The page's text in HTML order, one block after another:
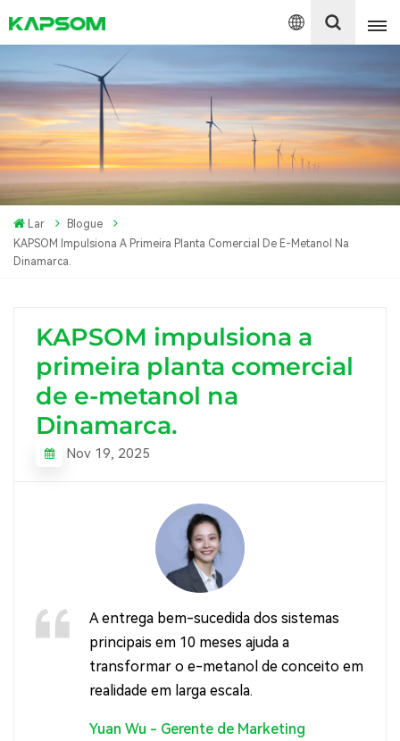
English
Español
Polski
Lar
Blogue
KAPSOM Impulsiona A Primeira Planta Comercial De E-Metanol Na
Dinamarca.
KAPSOM impulsiona a
primeira planta comercial
de e-metanol na
Dinamarca.
Nov 19, 2025
A entrega bem-sucedida dos sistemas
principais em 10 meses ajuda a
transformar o e-metanol de conceito em
realidade em larga escala.
Yuan Wu - Gerente de Marketing